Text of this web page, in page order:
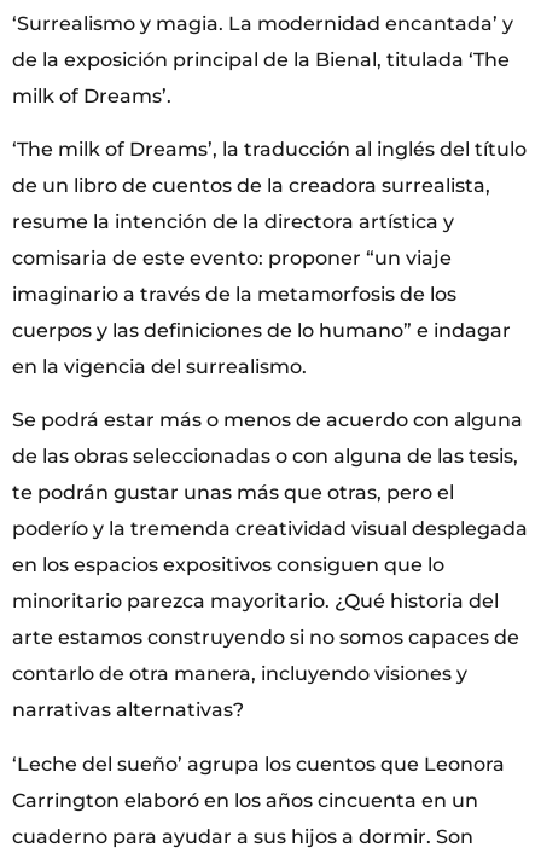
‘Surrealismo y magia. La modernidad encantada’ y
de la exposición principal de la Bienal, titulada ‘The
milk of Dreams’.
‘The milk of Dreams’, la traducción al inglés del título
de un libro de cuentos de la creadora surrealista,
resume la intención de la directora artística y
comisaria de este evento: proponer “un viaje
imaginario a través de la metamorfosis de los
cuerpos y las definiciones de lo humano” e indagar
en la vigencia del surrealismo.
Se podrá estar más o menos de acuerdo con alguna
de las obras seleccionadas o con alguna de las tesis,
te podrán gustar unas más que otras, pero el
poderío y la tremenda creatividad visual desplegada
en los espacios expositivos consiguen que lo
minoritario parezca mayoritario. ¿Qué historia del
arte estamos construyendo si no somos capaces de
contarlo de otra manera, incluyendo visiones y
narrativas alternativas?
‘Leche del sueño’ agrupa los cuentos que Leonora
Carrington elaboró en los años cincuenta en un
cuaderno para ayudar a sus hijos a dormir. Son